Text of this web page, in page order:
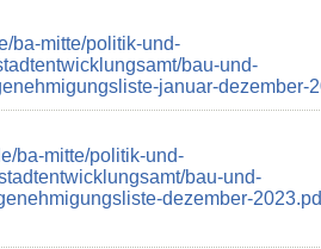
ba-mitte/politik-und-
bau-und-
januar-dezember-
ba-mitte/politik-und-
bau-und-
dezember-